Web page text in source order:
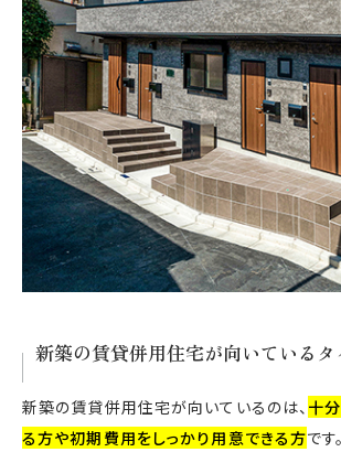
新築の賃貸併用住宅が向いているタ
新築の賃貸併用住宅が向いているのは、 十
る方や初期費用をしっかり用意できる方で